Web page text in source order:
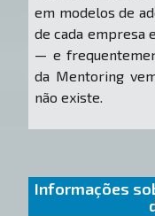
em modelos de
de cada empresa
— e
da Mentoring
não existe.
Informações